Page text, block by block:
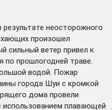
результате неосторожного
произошел
сильный ветер привел к
по прошлогодней траве.
водой. Пожар
города Шуи с кромкой
дома провели
использованием плавающей